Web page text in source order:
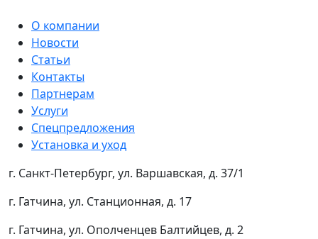
О компании
Новости
Статьи
Контакты
Партнерам
Услуги
Спецпредложения
Установка и уход
г. Санкт-Петербург, ул. Варшавская, д. 37/1
г. Гатчина, ул. Станционная, д. 17
г. Гатчина, ул. Ополченцев Балтийцев, д. 2